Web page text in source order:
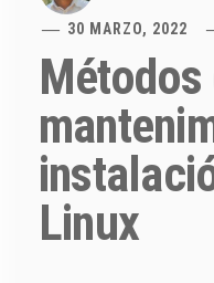
30 MARZO, 2022
Métodos
Linux